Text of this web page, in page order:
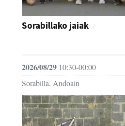
Sorabillako jaiak
2026/08/29 10:30-00:00
Sorabilla, Andoain